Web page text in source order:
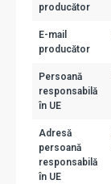
producător
E-mail
producător
Persoană
responsabilă
în UE
Adresă
persoană
responsabilă
în UE